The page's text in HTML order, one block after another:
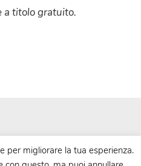
a titolo gratuito.
per migliorare la tua esperienza.